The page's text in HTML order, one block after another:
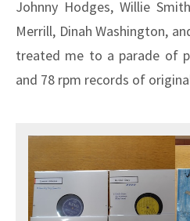
Johnny Hodges, Willie
Merrill, Dinah Washington,
treated me to a parade of
and 78 rpm records of